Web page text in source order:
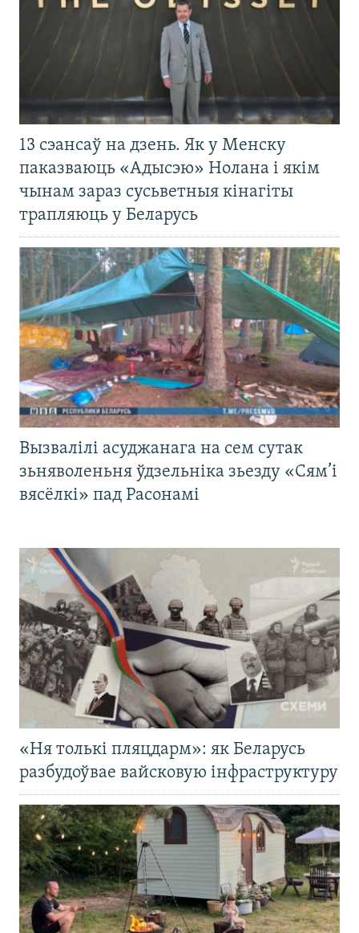
13 сэансаў на дзень. Як у Менску
паказваюць «Адысэю» Нолана і якім
чынам зараз сусьветныя кінагіты
трапляюць у Беларусь
Вызвалілі асуджанага на сем сутак
зьняволеньня ўдзельніка зьезду «Сям’і
вясёлкі» пад Расонамі
«Ня толькі пляцдарм»: як Беларусь
разбудоўвае вайсковую інфраструктуру